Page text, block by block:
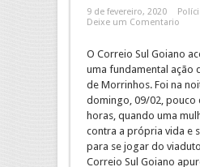
9 de fevereiro, 2020
Deixe um Comentario
O Correio Sul Goiano
uma fundamental ação
de Morrinhos. Foi na
domingo, 09/02, pouco
horas, quando uma
contra a própria vida e
para se jogar do
Correio Sul Goiano